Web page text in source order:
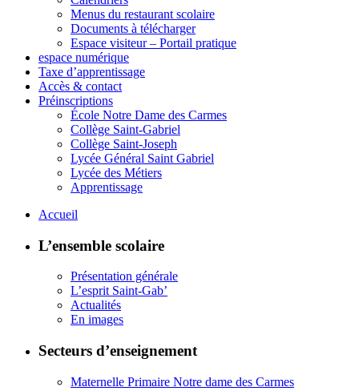
Menus du restaurant scolaire
Documents à télécharger
Espace visiteur – Portail pratique
espace numérique
Taxe d’apprentissage
Accès & contact
Préinscriptions
École Notre Dame des Carmes
Collège Saint-Gabriel
Collège Saint-Joseph
Lycée Général Saint Gabriel
Lycée des Métiers
Apprentissage
Accueil
L’ensemble scolaire
Présentation générale
L’esprit Saint-Gab’
Actualités
En images
Secteurs d’enseignement
Maternelle Primaire Notre dame des Carmes